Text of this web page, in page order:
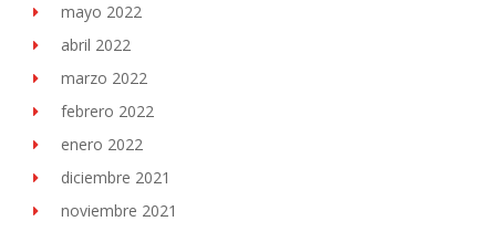
mayo 2022
abril 2022
marzo 2022
febrero 2022
enero 2022
diciembre 2021
noviembre 2021